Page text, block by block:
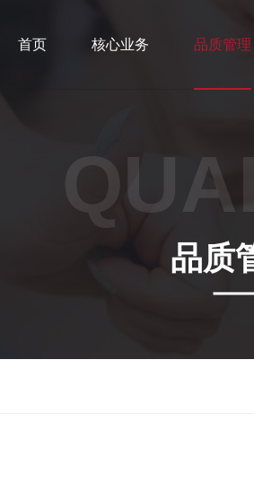
首页 核心业务 品质管理
品质